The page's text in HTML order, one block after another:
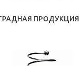
ПРОДУКЦИЯ